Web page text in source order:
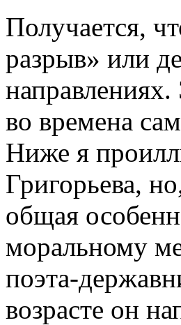
Получается,
разрыв» или
во времена
Ниже я
Григорьева,
общая
моральному
поэта-
возрасте он